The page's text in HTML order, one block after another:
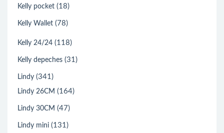
Kelly pocket (18)
Kelly Wallet (78)
Kelly 24/24 (118)
Kelly depeches (31)
Lindy (341)
Lindy 26CM (164)
Lindy 30CM (47)
Lindy mini (131)